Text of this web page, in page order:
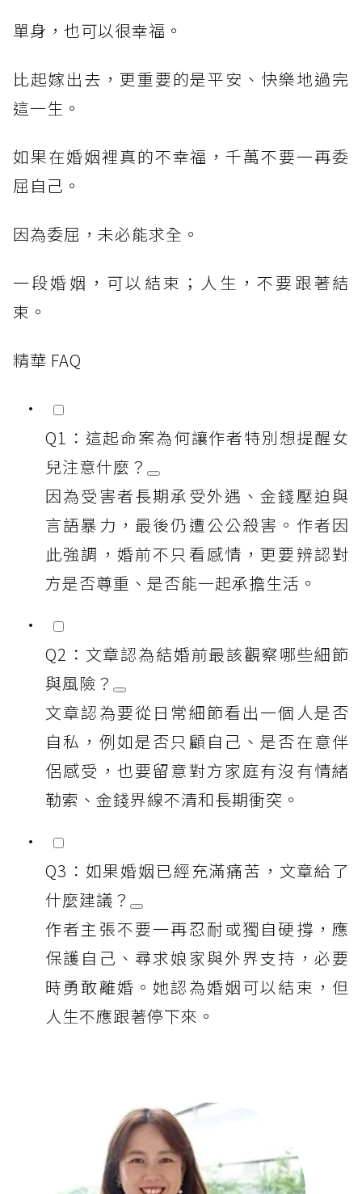
單身，也可以很幸福。
比起嫁出去，更重要的是平安、快樂地過完
這一生。
如果在婚姻裡真的不幸福，千萬不要一再委
屈自己。
因為委屈，未必能求全。
一段婚姻，可以結束；人生，不要跟著結
束。
精華 FAQ
Q1：這起命案為何讓作者特別想提醒女
兒注意什麼？
因為受害者長期承受外遇、金錢壓迫與
言語暴力，最後仍遭公公殺害。作者因
此強調，婚前不只看感情，更要辨認對
方是否尊重、是否能一起承擔生活。
Q2：文章認為結婚前最該觀察哪些細節
與風險？
文章認為要從日常細節看出一個人是否
自私，例如是否只顧自己、是否在意伴
侶感受，也要留意對方家庭有沒有情緒
勒索、金錢界線不清和長期衝突。
Q3：如果婚姻已經充滿痛苦，文章給了
什麼建議？
作者主張不要一再忍耐或獨自硬撐，應
保護自己、尋求娘家與外界支持，必要
時勇敢離婚。她認為婚姻可以結束，但
人生不應跟著停下來。